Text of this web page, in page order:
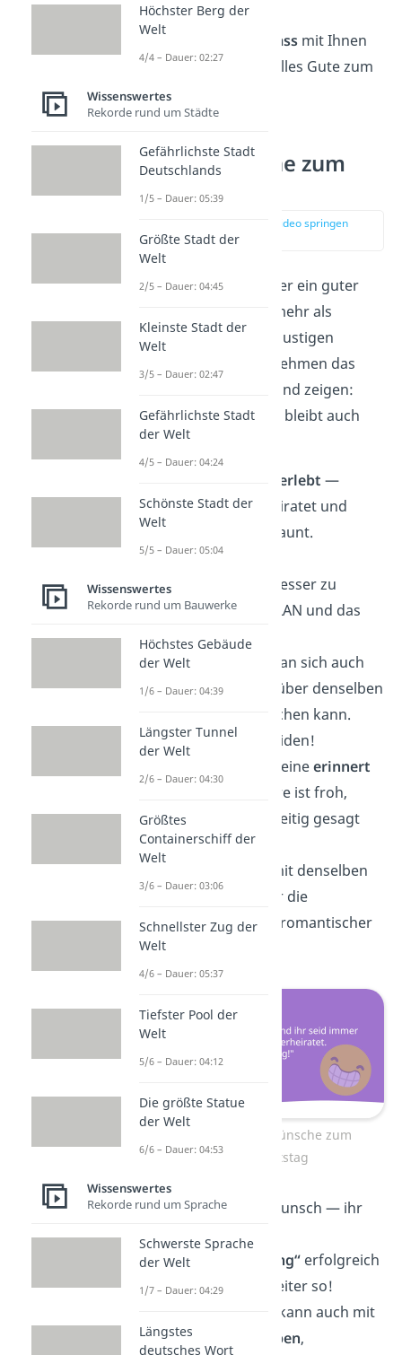
Gute für IhreEhe
Schön, diesen
Anlass mit Ihnen
feiern zu dürfen. Alles Gute zum
Hochzeitstag!
Lustige Sprüche zum
Hochzeitstag
zur Stelle im Video springen
(02:05)
Romantik in Ehren, aber ein guter
sagt manchmal mehr als
tausend Rosen. Diese lustigen
Hochzeitstagsgrüße nehmen das
und zeigen:
Wer gemeinsam lacht, bleibt auch
gemeinsam glücklich.
überlebt —
gemeinsam, verheiratet und
(meistens) gut gelaunt.
Glückwunsch!
Eure Ehe scheint besser zu
laufenals mein WLAN und das
will was heißen!
Liebe ist… wenn man sich auch
nach Jahren noch über denselben
kaputtlachen kann.
Alles Gute euch beiden!
Hochzeitstag: Der eineerinnert
sich und der andere ist froh,
wenn’s ihm rechtzeitig gesagt
wird.
Ein weiteres Jahr mit denselben
Diskussionen
über die
Fernbedienung — romantischer
geht’s kaum!
Lustige Glückwünsche zum
Hochzeitstag
Herzlichen Glückwunsch — ihr
habt das Level
„Langzeitbeziehung“ erfolgreich
abgeschlossen. Weiter so!
Ihr beweist: Liebe kann auch mit
vollen
Wäschekörben,
Höchster Berg der
Welt
4/4 – Dauer: 02:27
Wissenswertes
Rekorde rund um Städte
Gefährlichste Stadt
Deutschlands
1/5 – Dauer: 05:39
Größte Stadt der
Welt
2/5 – Dauer: 04:45
Kleinste Stadt der
Welt
3/5 – Dauer: 02:47
Gefährlichste Stadt
der Welt
4/5 – Dauer: 04:24
Schönste Stadt der
Welt
5/5 – Dauer: 05:04
Wissenswertes
Rekorde rund um Bauwerke
Höchstes Gebäude
der Welt
1/6 – Dauer: 04:39
Längster Tunnel
der Welt
2/6 – Dauer: 04:30
Größtes
Containerschiff der
Welt
3/6 – Dauer: 03:06
Schnellster Zug der
Welt
4/6 – Dauer: 05:37
Tiefster Pool der
Welt
5/6 – Dauer: 04:12
Die größte Statue
der Welt
6/6 – Dauer: 04:53
Wissenswertes
Rekorde rund um Sprache
Schwerste Sprache
der Welt
1/7 – Dauer: 04:29
Längstes
deutsches Wort